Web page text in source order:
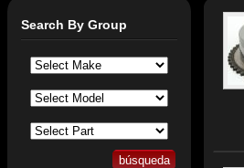
Search By Group